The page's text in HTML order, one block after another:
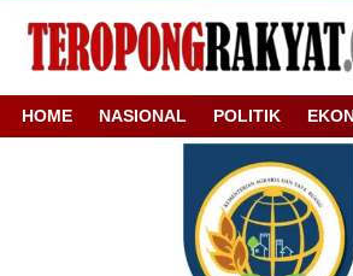
HOME NASIONAL POLITIK